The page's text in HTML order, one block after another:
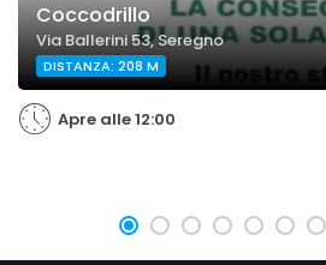
Coccodrillo
Via Ballerini 53, Seregno
DISTANZA: 208 M
Apre alle 12:00